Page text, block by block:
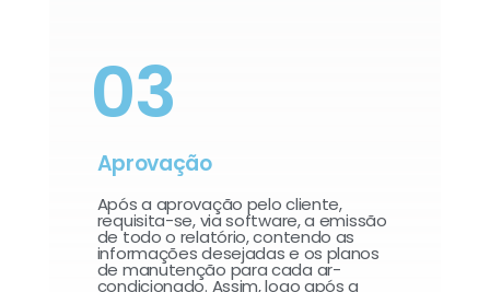
03
Aprovação
Após a aprovação pelo cliente,
requisita-se, via software, a emissão
de todo o relatório, contendo as
informações desejadas e os planos
de manutenção para cada ar-
condicionado. Assim, logo após a